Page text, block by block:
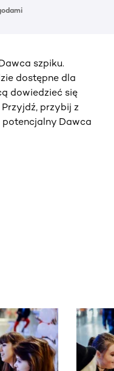
szpiku.
dostępne dla
dowiedzieć się
przybij z
Dawca
w poziomie. Użyj